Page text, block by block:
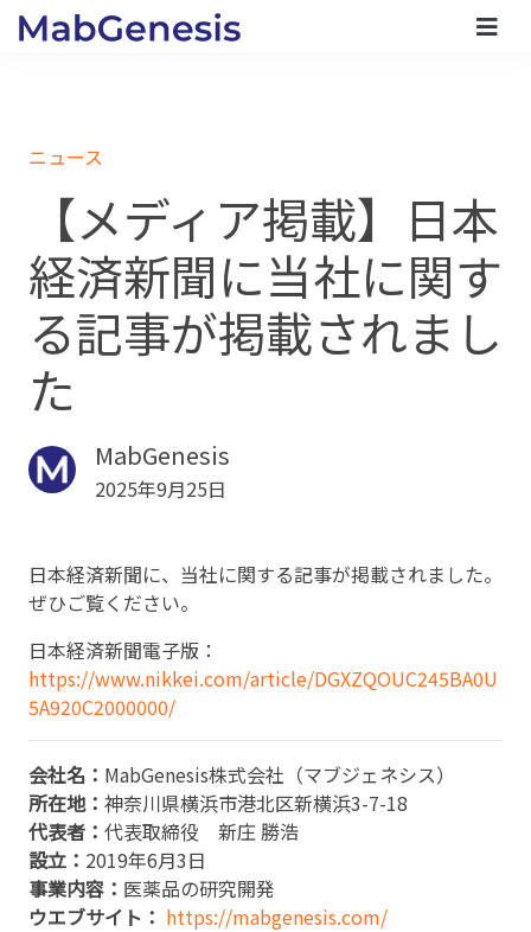
ニュース
【メディア掲載】日本
経済新聞に当社に関す
る記事が掲載されまし
た
MabGenesis
2025年9月25日
日本経済新聞に、当社に関する記事が掲載されました。
ぜひご覧ください。
日本経済新聞電子版：
https://www.nikkei.com/article/DGXZQOUC245BA0U
5A920C2000000/
会社名： MabGenesis株式会社（マブジェネシス）
所在地： 神奈川県横浜市港北区新横浜3-7-18
代表者： 代表取締役 新庄 勝浩
設立： 2019年6月3日
事業内容： 医薬品の研究開発
ウエブサイト： https://mabgenesis.com/